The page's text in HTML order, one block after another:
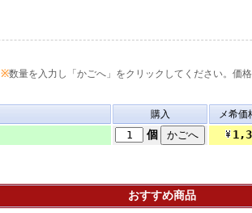
※数量を入力し「かごへ」をクリックしてください。価
購入 メ希価
個
おすすめ商品